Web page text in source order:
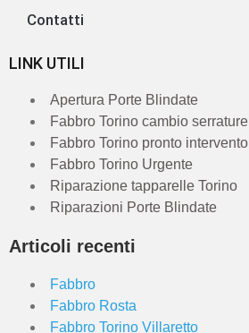
Contatti
LINK UTILI
Apertura Porte Blindate
Fabbro Torino cambio serrature
Fabbro Torino pronto intervento
Fabbro Torino Urgente
Riparazione tapparelle Torino
Riparazioni Porte Blindate
Articoli recenti
Fabbro
Fabbro Rosta
Fabbro Torino Villaretto